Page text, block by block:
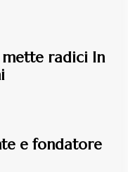
radici In
e fondatore